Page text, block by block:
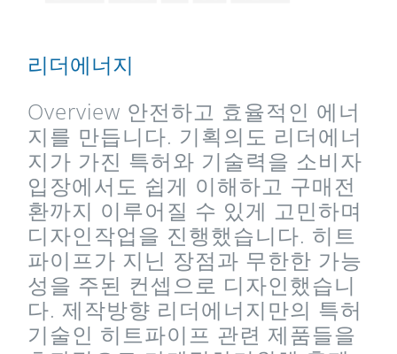
리더에너지
Overview 안전하고 효율적인 에너
지를 만듭니다. 기획의도 리더에너
지가 가진 특허와 기술력을 소비자
입장에서도 쉽게 이해하고 구매전
환까지 이루어질 수 있게 고민하며
디자인작업을 진행했습니다. 히트
파이프가 지닌 장점과 무한한 가능
성을 주된 컨셉으로 디자인했습니
다. 제작방향 리더에너지만의 특허
기술인 히트파이프 관련 제품들을